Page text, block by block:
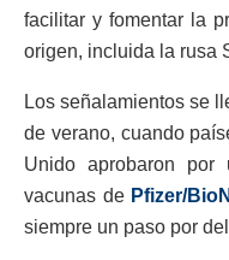
facilitar y fomentar la
origen, incluida la rusa
Los señalamientos se
de verano, cuando
Unido aprobaron por
vacunas de Pfizer/
siempre un paso por